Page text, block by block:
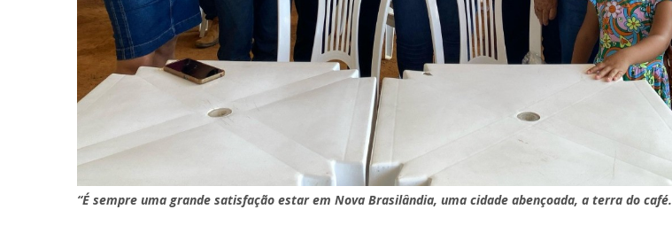
“É sempre uma grande satisfação estar em Nova Brasilândia, uma cidade abençoada, a terra do café.